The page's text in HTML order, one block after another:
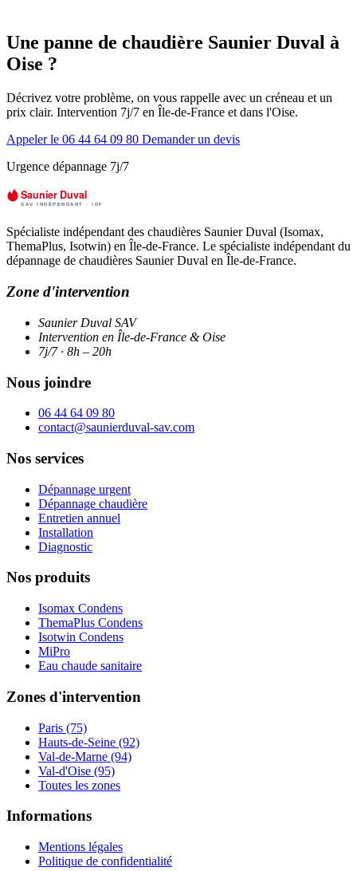
Une panne de chaudière Saunier Duval à
Oise ?
Décrivez votre problème, on vous rappelle avec un créneau et un
prix clair. Intervention 7j/7 en Île-de-France et dans l'Oise.
Appeler le 06 44 64 09 80 Demander un devis
Urgence dépannage 7j/7
Spécialiste indépendant des chaudières Saunier Duval (Isomax,
ThemaPlus, Isotwin) en Île-de-France. Le spécialiste indépendant du
dépannage de chaudières Saunier Duval en Île-de-France.
Zone d'intervention
Saunier Duval SAV
Intervention en Île-de-France & Oise
7j/7 · 8h – 20h
Nous joindre
06 44 64 09 80
contact@saunierduval-sav.com
Nos services
Dépannage urgent
Dépannage chaudière
Entretien annuel
Installation
Diagnostic
Nos produits
Isomax Condens
ThemaPlus Condens
Isotwin Condens
MiPro
Eau chaude sanitaire
Zones d'intervention
Paris (75)
Hauts-de-Seine (92)
Val-de-Marne (94)
Val-d'Oise (95)
Toutes les zones
Informations
Mentions légales
Politique de confidentialité